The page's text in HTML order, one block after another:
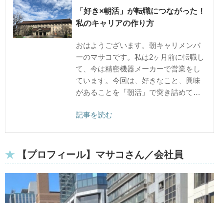
「好き×朝活」が転職につながった！
私のキャリアの作り方
おはようございます。朝キャリメンバ
ーのマサコです。私は2ヶ月前に転職し
て、今は精密機器メーカーで営業をし
ています。今回は、好きなこと、興味
があることを「朝活」で突き詰めて…
記事を読む
【プロフィール】マサコさん／会社員